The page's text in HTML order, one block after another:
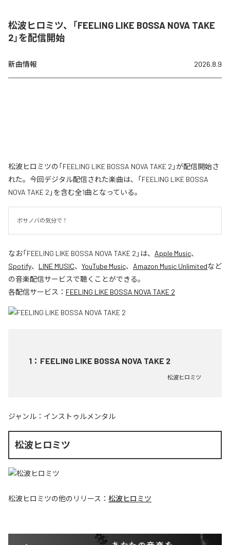
松波ヒロミツ、「FEELING LIKE BOSSA NOVA TAKE
2」を配信開始
新曲情報 2026.8.9
松波ヒロミツの「FEELING LIKE BOSSA NOVA TAKE 2」が配信開始さ
れた。今回デジタル配信された楽曲は、「FEELING LIKE BOSSA
NOVA TAKE 2」を含む全1曲となっている。
ボサノバの気分で！
なお「FEELING LIKE BOSSA NOVA TAKE 2 」は、 Apple Music、
Spotify、 LINE MUSIC、 YouTube Music、 Amazon Music Unlimitedなど
の音楽配信サービスで聴くことができる。
各配信サービス： FEELING LIKE BOSSA NOVA TAKE 2
1 ： FEELING LIKE BOSSA NOVA TAKE 2
松波ヒロミツ
ジャンル： インストゥルメンタル
松波ヒロミツ
松波ヒロミツの他のリリース： 松波ヒロミツ